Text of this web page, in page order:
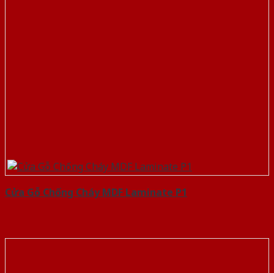
Cửa Gỗ Chống Cháy MDF Laminate P1